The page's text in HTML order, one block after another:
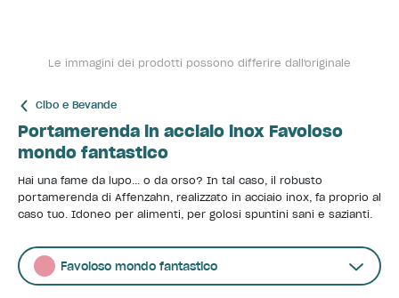
Le immagini dei prodotti possono differire dall'originale
Cibo e Bevande
Portamerenda in acciaio inox Favoloso
mondo fantastico
Hai una fame da lupo... o da orso? In tal caso, il robusto
portamerenda di Affenzahn, realizzato in acciaio inox, fa proprio al
caso tuo. Idoneo per alimenti, per golosi spuntini sani e sazianti.
Favoloso mondo fantastico